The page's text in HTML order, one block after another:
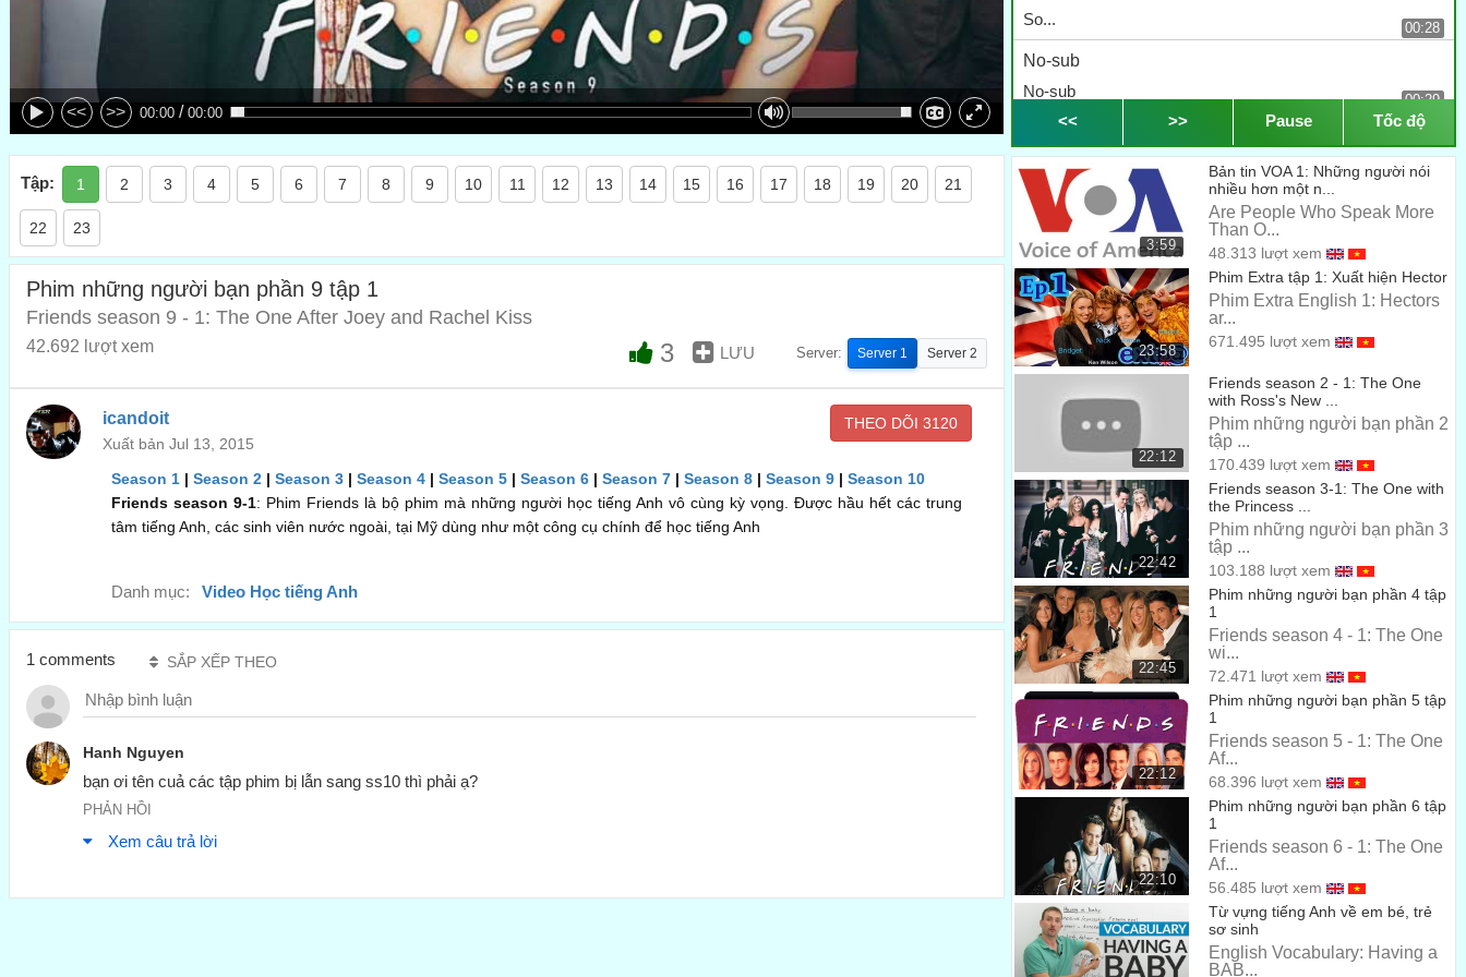
<< >> 00:00 / 00:00
So...
00:28
No-sub
No-sub
00:29
... tớ đoán chúng ta nên làm chính thức chứ?
00:31
Uh, look, Rach, I...
Xem nào, Rach, Tớ....
Hey, Ross is here! Hey, look, it's my good friend Ross.
Hey, Ross đây rồi! Hey, nhìn nè, Là anh bạn tốt Ross!
- Hey, Ross. - Hey, Joey.
00:42
- Hey, you. - Hey, you.
Hey, em. Hey, anh.
And he brought flowers. Oh, thanks, Ross. I'm really
more of a candy kind of guy.
Cậu ấy đã mua vài bông hoa nè! Thanks, Ross. Tớ phải
hơn cái kẹo của gã nào đó chứ.
00:49
No-sub
No-sub
You're weird today.
Hôm ni cậu rất kỳ cục.
00:56
Listen, I, uh, wanted to talk to you about something.
Nghe nè. Anh muốn nói với em vài chuyện.
00:59
Yeah. Actually, uh, I kind of need to talk to you too.
Yeah. Thực ra, Em cũng cần nói chuyện với anh.
- Uh, Joey, could you give us a minute? - No.
Joey, Cậu có thể cho tụi tớ vài phút? không.
01:07
<< >> Pause Tốc độ
Tập: 1 2 3 4 5 6 7 8 9 10 11 12 13 14 15 16 17 18 19 20 21
22 23
Phim những người bạn phần 9 tập 1
Friends season 9 - 1: The One After Joey and Rachel Kiss
42.692 lượt xem 3 LƯU Server: Server 1 Server 2
icandoit
Xuất bản Jul 13, 2015
THEO DÕI 3120
Season 1| Season 2| Season 3| Season 4| Season 5| Season 6| Season 7| Season 8| Season 9| Season 10
Friends season 9-1: Phim Friends là bộ phim mà những người học tiếng Anh vô cùng kỳ vọng. Được hầu hết các trung
tâm tiếng Anh, các sinh viên nước ngoài, tại Mỹ dùng như một công cụ chính để học tiếng Anh
Danh mục: Video Học tiếng Anh
3:59
Bản tin VOA 1: Những người nói
nhiều hơn một n...
Are People Who Speak More
Than O...
48.313 lượt xem
23:58
Phim Extra tập 1: Xuất hiện Hector
Phim Extra English 1: Hectors
ar...
671.495 lượt xem
22:12
Friends season 2 - 1: The One
with Ross's New ...
Phim những người bạn phần 2
tập ...
170.439 lượt xem
22:42
Friends season 3-1: The One with
the Princess ...
Phim những người bạn phần 3
tập ...
103.188 lượt xem
22:45
Phim những người bạn phần 4 tập
1
Friends season 4 - 1: The One
wi...
72.471 lượt xem
22:12
Phim những người bạn phần 5 tập
1
Friends season 5 - 1: The One
Af...
68.396 lượt xem
22:10
Phim những người bạn phần 6 tập
1
Friends season 6 - 1: The One
Af...
56.485 lượt xem
Từ vựng tiếng Anh về em bé, trẻ
sơ sinh
English Vocabulary: Having a
BAB...
1 comments SẮP XẾP THEO
Hanh Nguyen
bạn ơi tên cuả các tập phim bị lẫn sang ss10 thì phải ạ?
PHẢN HỒI
Xem câu trả lời